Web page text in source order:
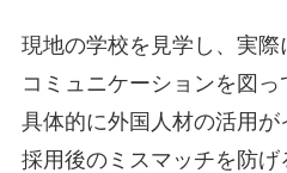
現地の学校を見学し、実際
コミュニケーションを図
具体的に外国人材の活用が
採用後のミスマッチを防げ